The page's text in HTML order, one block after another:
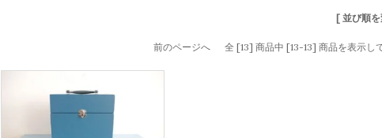
[ 並び順
前のページへ 全 [13] 商品中 [13-13] 商品を表示し